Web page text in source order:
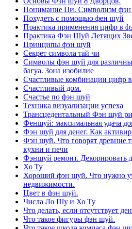
Понимание Ци. Символизм
Похудеть с помощью фен шуй
Практика применения цифр в
Практика Фэн Шуй Летящих
Принципы фэн шуй
Секрет символа тай чи
Символы фэн шуй для
багуа. Зона изобилие
Счастливые комбинации цифр
Счастливый дом.
Счастье по фэн шуй
Техника визуализации успеха
Трансцедентальный Фэн шуй
Феншуй: максимальная удача
Фэн шуй для денег. Как
Фэн шуй. Что говорят древние
кухни и печи
Фэншуй ремонт. Декорировать
Хо Ту
Хороший фэн шуй. Что нужно
недвижимости.
Цвет в фэн шуй.
Числа Ло Шу и Хо Ту
Что делать, если отсутствует
Что такое фигуры фэн шуй.